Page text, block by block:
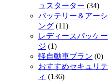
ュスターター (34)
バッテリー＆アーシ
ング (11)
レディースパッケー
ジ (1)
軽自動車プラン (0)
おすすめセキュリテ
ィ (136)